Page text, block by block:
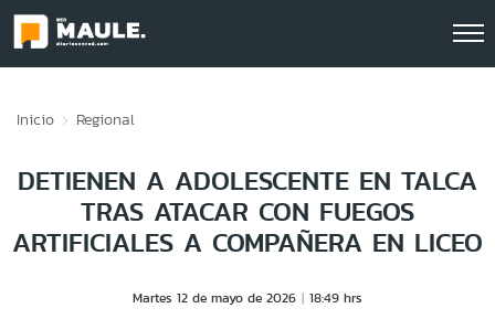
Inicio Regional
DETIENEN A ADOLESCENTE EN TALCA
TRAS ATACAR CON FUEGOS
ARTIFICIALES A COMPAÑERA EN LICEO
Martes 12 de mayo de 2026 18:49 hrs